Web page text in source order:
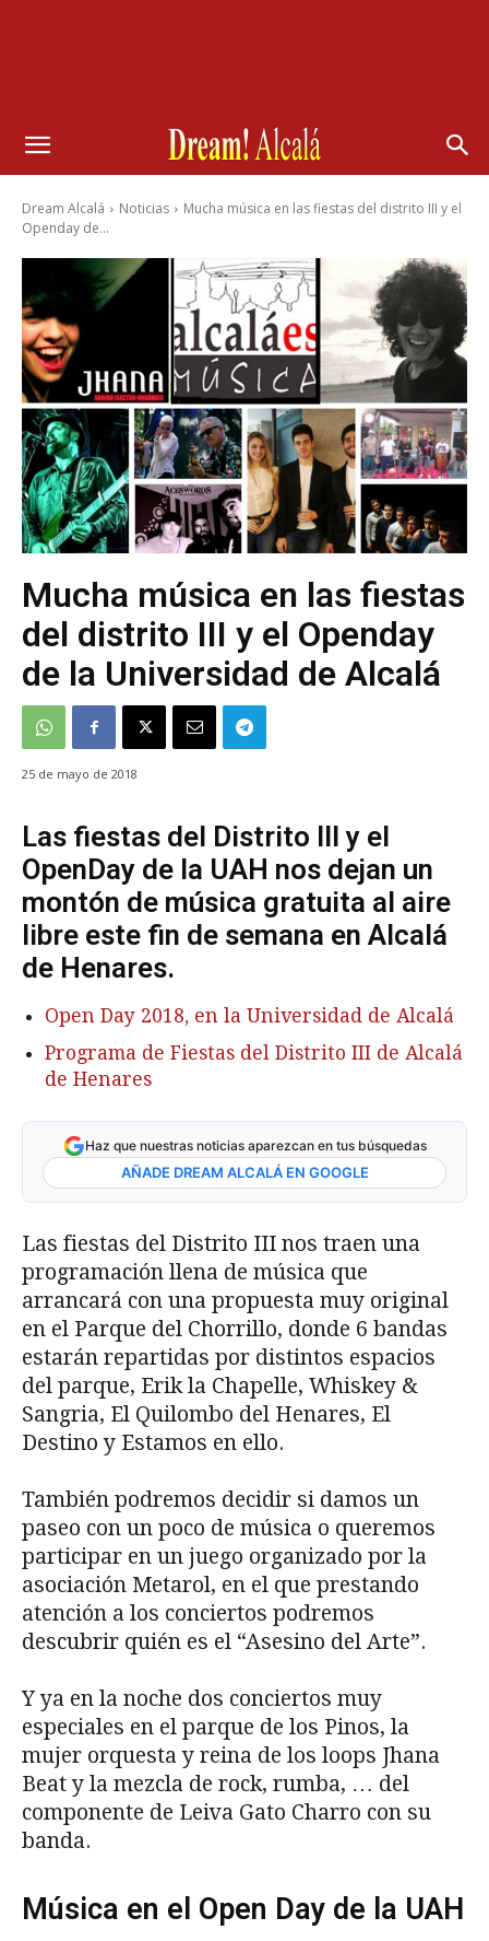
Dream Alcalá Noticias
Mucha música en las fiestas del distrito III y el
Openday de...
Mucha música en las fiestas
del distrito III y el Openday
de la Universidad de Alcalá
25 de mayo de 2018
Las fiestas del Distrito III y el
OpenDay de la UAH nos dejan un
montón de música gratuita al aire
libre este fin de semana en Alcalá
de Henares.
Open Day 2018, en la Universidad de Alcalá
Programa de Fiestas del Distrito III de Alcalá
de Henares
Haz que nuestras noticias aparezcan en tus búsquedas
AÑADE DREAM ALCALÁ EN GOOGLE
Las fiestas del Distrito III nos traen una
programación llena de música que
arrancará con una propuesta muy original
en el Parque del Chorrillo, donde 6 bandas
estarán repartidas por distintos espacios
del parque, Erik la Chapelle, Whiskey &
Sangria, El Quilombo del Henares, El
Destino y Estamos en ello.
También podremos decidir si damos un
paseo con un poco de música o queremos
participar en un juego organizado por la
asociación Metarol, en el que prestando
atención a los conciertos podremos
descubrir quién es el “Asesino del Arte”.
Y ya en la noche dos conciertos muy
especiales en el parque de los Pinos, la
mujer orquesta y reina de los loops Jhana
Beat y la mezcla de rock, rumba, … del
componente de Leiva Gato Charro con su
banda.
Música en el Open Day de la UAH